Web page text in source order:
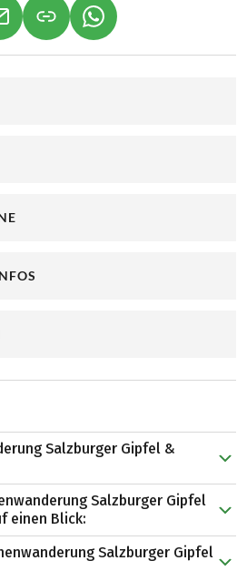
IN NEUEM TAB)
ÖFFNET IN NEUEM TAB)
(LINK ÖFFNET IN
Salzburger Gipfel &
als blumenbedeckte
Fernsichten? Dann ist die
und Pillerseetal perfekt!
das Steinerne Meer mit seinen
Salzburger Gipfel
einen Blick:
See und Saalbach:Über das
Salzburger Gipfel